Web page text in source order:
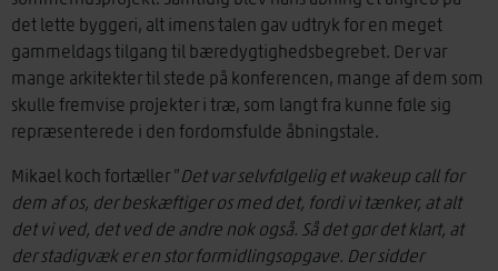
det lette byggeri, alt imens talen gav udtryk for en meget
gammeldags tilgang til bæredygtighedsbegrebet. Der var
mange arkitekter til stede på konferencen, mange af dem som
skulle fremvise projekter i træ, som langt fra kunne føle sig
repræsenterede i den fordomsfulde åbningstale.
Mikael koch fortæller ”Det var selvfølgelig et wakeup call for
dem af os, der beskæftiger os med det, fordi vi tænker, at alt
det vi ved, det ved de andre nok også. Så det gør det klart, at
der stadigvæk er en stor formidlingsopgave. Der sidder